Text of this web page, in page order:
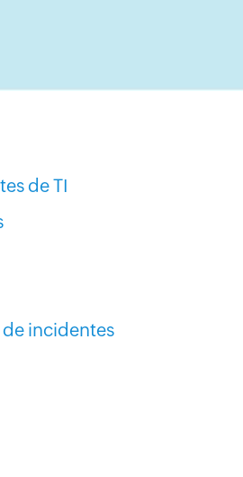
de TI
incidentes